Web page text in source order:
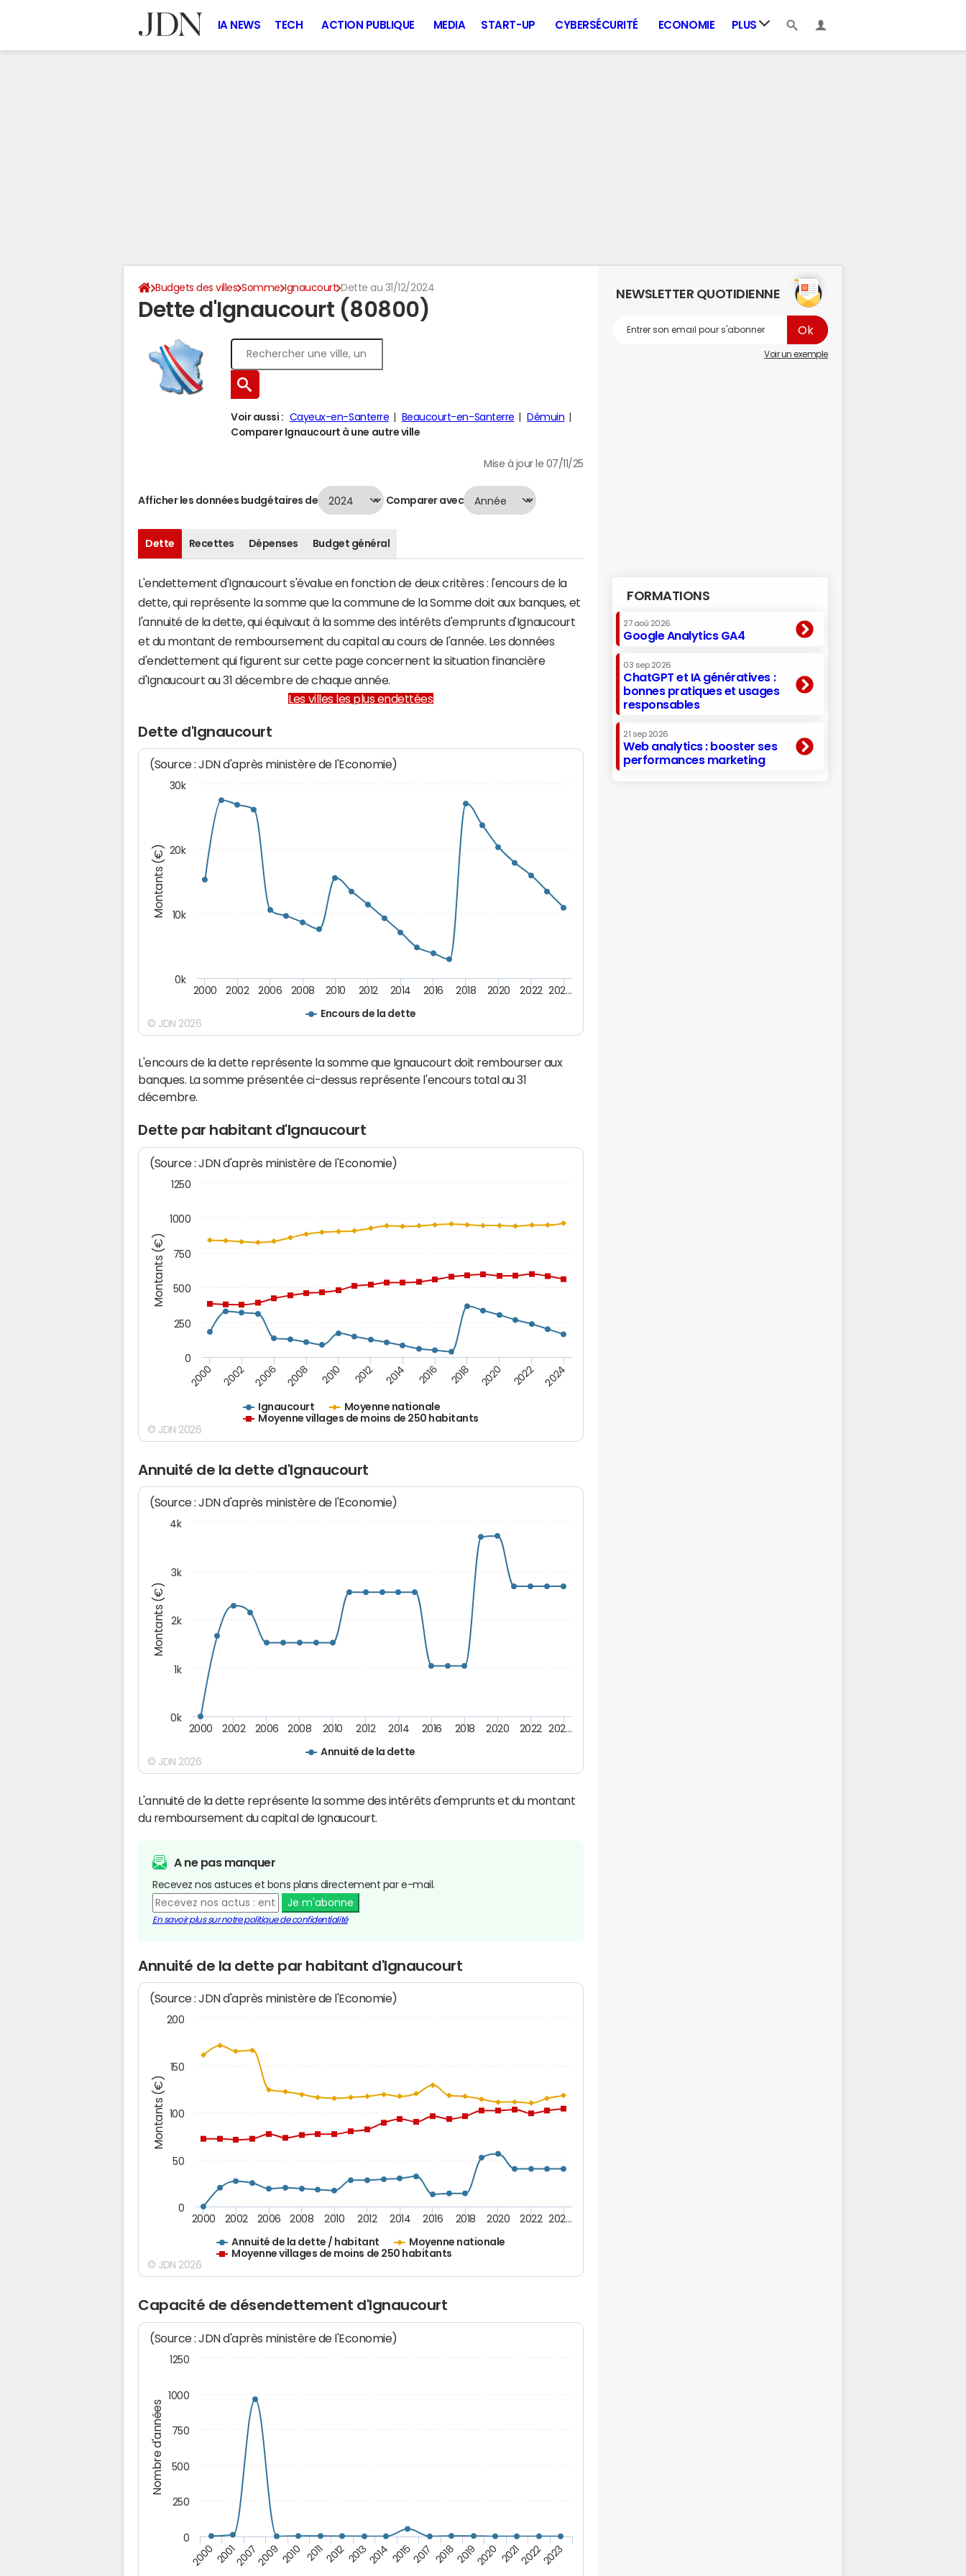
IA NEWS TECH ACTION PUBLIQUE MEDIA START-UP CYBERSÉCURITÉ ECONOMIE PLUS
Budgets des villes Somme Ignaucourt Dette au 31/12/2024
Dette d'Ignaucourt (80800)
Voir aussi : Cayeux-en-Santerre Beaucourt-en-Santerre
Démuin
Comparer Ignaucourt à une autre ville
Mise à jour le 07/11/25
Afficher les données budgétaires de Comparer avec
Dette Recettes Dépenses Budget général
L'endettement d'Ignaucourt s'évalue en fonction de deux critères : l'encours de la
dette, qui représente la somme que la commune de la Somme doit aux banques, et
l'annuité de la dette, qui équivaut à la somme des intérêts d'emprunts d'Ignaucourt
et du montant de remboursement du capital au cours de l'année. Les données
d'endettement qui figurent sur cette page concernent la situation financière
d'Ignaucourt au 31 décembre de chaque année.
Les villes les plus endettées
Dette d'Ignaucourt
Montants (€)
(Source : JDN d'après ministère de l'Economie)
Encours de la dette
2000 2002 2006 2008 2010 2012 2014 2016 2018 2020 2022 202…
0k
10k
20k
30k
© JDN 2026
L'encours de la dette représente la somme que Ignaucourt doit rembourser aux
banques. La somme présentée ci-dessus représente l'encours total au 31
décembre.
Dette par habitant d'Ignaucourt
Montants (€)
(Source : JDN d'après ministère de l'Economie)
Ignaucourt
Moyenne nationale
Moyenne villages de moins de 250 habitants
2000 2002 2006 2008 2010 2012 2014 2016 2018 2020 2022 2024
0
250
500
750
1000
1250
© JDN 2026
Annuité de la dette d'Ignaucourt
Montants (€)
(Source : JDN d'après ministère de l'Economie)
Annuité de la dette
2000 2002 2006 2008 2010 2012 2014 2016 2018 2020 2022 202…
0k
1k
2k
3k
4k
© JDN 2026
L'annuité de la dette représente la somme des intérêts d'emprunts et du montant
du remboursement du capital de Ignaucourt.
A ne pas manquer
Recevez nos astuces et bons plans directement par e-mail.
Je m'abonne
En savoir plus sur notre politique de confidentialité
Annuité de la dette par habitant d'Ignaucourt
Montants (€)
(Source : JDN d'après ministère de l'Economie)
Annuité de la dette / habitant
Moyenne nationale
Moyenne villages de moins de 250 habitants
2000 2002 2006 2008 2010 2012 2014 2016 2018 2020 2022 202…
0
50
100
150
200
© JDN 2026
Capacité de désendettement d'Ignaucourt
Nombre d'années
(Source : JDN d'après ministère de l'Economie)
2000 2001200720092010 20112012 20132014 20152017 201820192020 202120222023
0
250
500
750
1000
1250
NEWSLETTER QUOTIDIENNE
Voir un exemple
FORMATIONS
27 aoû 2026
Google Analytics GA4
03 sep 2026
ChatGPT et IA génératives :
bonnes pratiques et usages
responsables
21 sep 2026
Web analytics : booster ses
performances marketing